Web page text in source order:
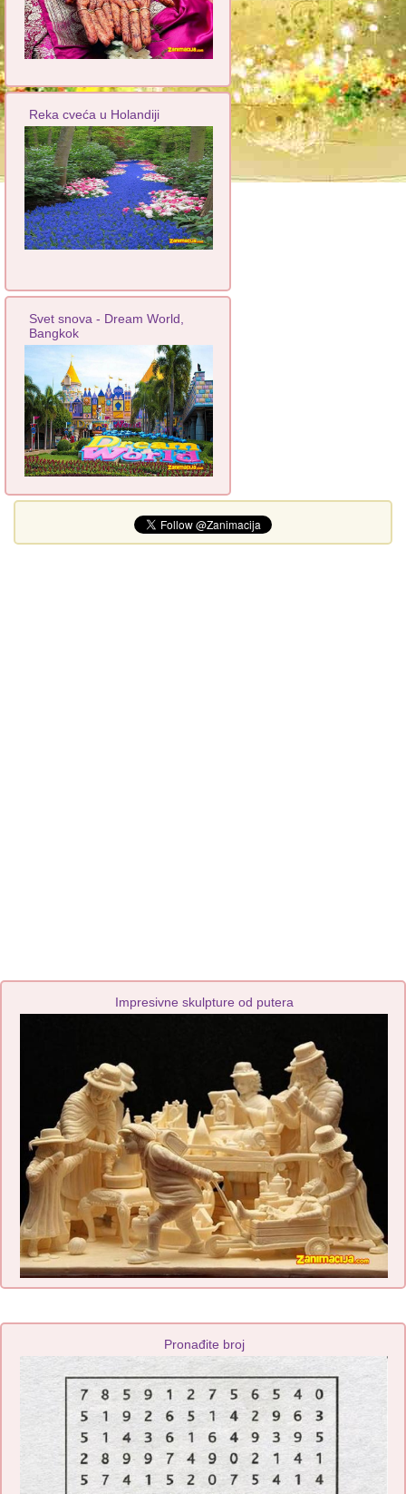
Reka cveća u Holandiji
Svet snova - Dream World,
Bangkok
Impresivne skulpture od putera
Pronađite broj